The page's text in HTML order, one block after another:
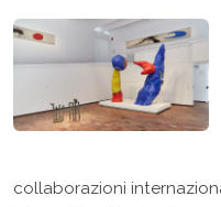
collaborazioni